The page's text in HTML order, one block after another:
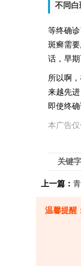
不同白
等终确
斑癣需
话，早
所以啊
来越先
即使终
本广告
关键
上一篇：
温馨提醒